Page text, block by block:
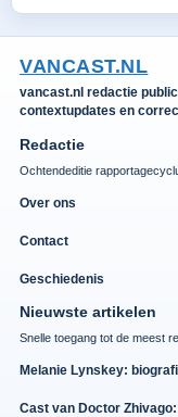
VANCAST.NL
vancast.nl redactie
contextupdates en
Redactie
Ochtendeditie
Over ons
Contact
Geschiedenis
Nieuwste artikelen
Snelle toegang tot de meest
Melanie Lynskey:
Cast van Doctor